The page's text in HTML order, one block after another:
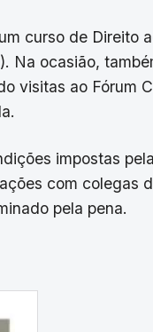
curso de Direito
Na ocasião,
visitas ao Fórum
impostas
com colegas
pela pena.